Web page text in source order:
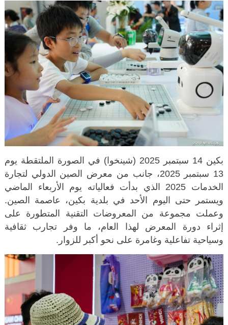
بكين 14 سبتمبر 2025 (شينخوا) في الصورة الملتقطة يوم
13 سبتمبر 2025، جانب من معرض الصين الدولي لتجارة
الخدمات 2025 الذي بدأت فعالياته يوم الأربعاء الماضي
ويستمر حتى اليوم الأحد في بلدية بكين، عاصمة الصين.
وعملت مجموعة من المعروضات التقنية المتطورة على
إثراء دورة المعرض لهذا العام، ما وفر تجارب ثقافية
وسياحية تفاعلية وغامرة على نحو أكبر للزوار.